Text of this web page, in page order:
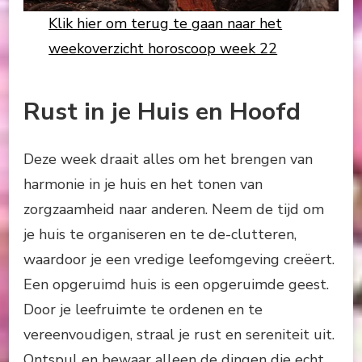
Klik hier om terug te gaan naar het
weekoverzicht horoscoop week 22
Rust in je Huis en Hoofd
Deze week draait alles om het brengen van
harmonie in je huis en het tonen van
zorgzaamheid naar anderen. Neem de tijd om
je huis te organiseren en te de-clutteren,
waardoor je een vredige leefomgeving creëert.
Een opgeruimd huis is een opgeruimde geest.
Door je leefruimte te ordenen en te
vereenvoudigen, straal je rust en sereniteit uit.